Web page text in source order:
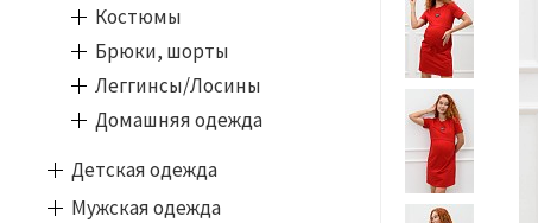
Костюмы
Брюки, шорты
Леггинсы/Лосины
Домашняя одежда
Детская одежда
Мужская одежда